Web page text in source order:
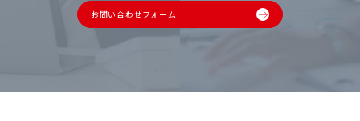
お問い合わせフォーム